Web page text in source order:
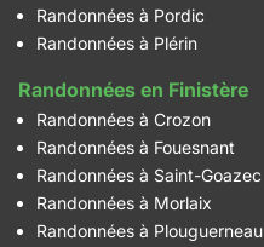
Randonnées à Pordic
Randonnées à Plérin
Randonnées en Finistère
Randonnées à Crozon
Randonnées à Fouesnant
Randonnées à Saint-Goazec
Randonnées à Morlaix
Randonnées à Plouguerneau